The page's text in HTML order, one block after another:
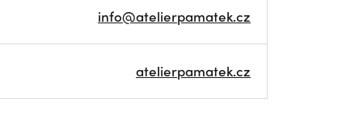
info@atelierpamatek.cz
atelierpamatek.cz